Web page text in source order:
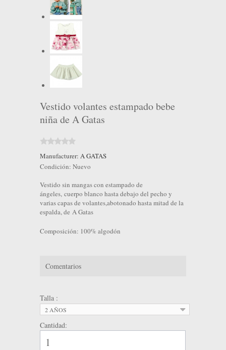
Vestido volantes estampado bebe
niña de A Gatas
Manufacturer: A GATAS
Condición: Nuevo
Vestido sin mangas con estampado de
ángeles, cuerpo blanco hasta debajo del pecho y
varias capas de volantes,abotonado hasta mitad de la
espalda, de A Gatas
Composición: 100% algodón
Comentarios
Talla :
2 AÑOS
Cantidad: